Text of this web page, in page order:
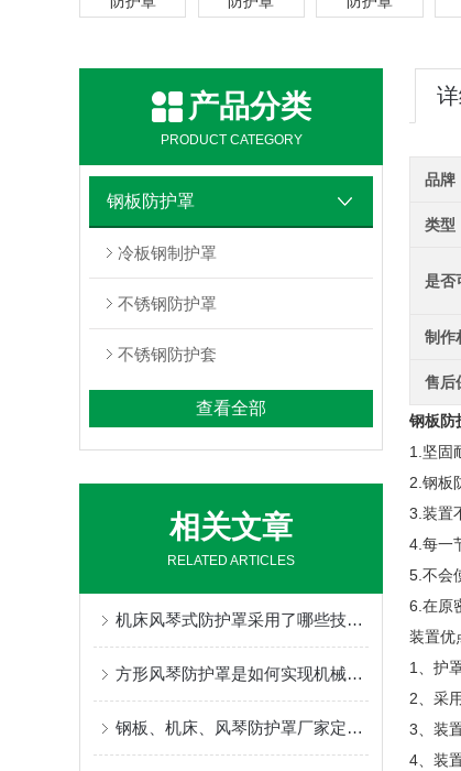
产品分类
PRODUCT CATEGORY
钢板防护罩
冷板钢制护罩
不锈钢防护罩
不锈钢防护套
查看全部
相关文章
RELATED ARTICLES
机床风琴式防护罩采用了哪些技术特点？
方形风琴防护罩是如何实现机械自动化生产的
钢板、机床、风琴防护罩厂家定制指南：柔性防护材料的耐温、阻燃与往复寿命解析
品牌
类型
是否
制作
售后
钢板防
1.坚固
2.钢板
3.装置
4.每一
5.不会
6.在原
装置优
1、护
2、采
3、装
4、装